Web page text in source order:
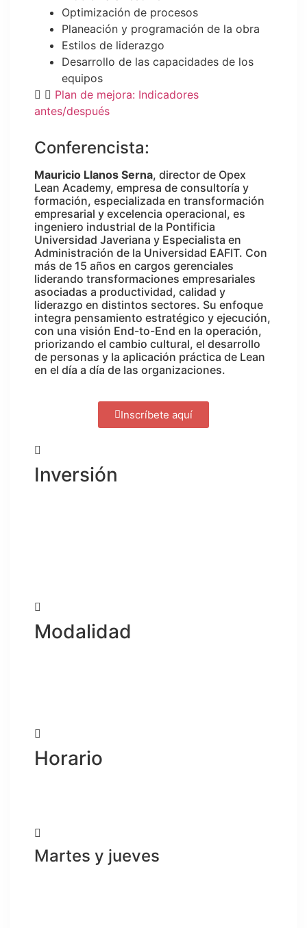
Optimización de procesos
Planeación y programación de la obra
Estilos de liderazgo
Desarrollo de las capacidades de los
equipos
Plan de mejora: Indicadores
antes/después
Conferencista:
Mauricio Llanos Serna, director de Opex
Lean Academy, empresa de consultoría y
formación, especializada en transformación
empresarial y excelencia operacional, es
ingeniero industrial de la Pontificia
Universidad Javeriana y Especialista en
Administración de la Universidad EAFIT. Con
más de 15 años en cargos gerenciales
liderando transformaciones empresariales
asociadas a productividad, calidad y
liderazgo en distintos sectores. Su enfoque
integra pensamiento estratégico y ejecución,
con una visión End-to-End en la operación,
priorizando el cambio cultural, el desarrollo
de personas y la aplicación práctica de Lean
en el día a día de las organizaciones.
Inscríbete aquí
Inversión
Modalidad
Horario
Martes y jueves